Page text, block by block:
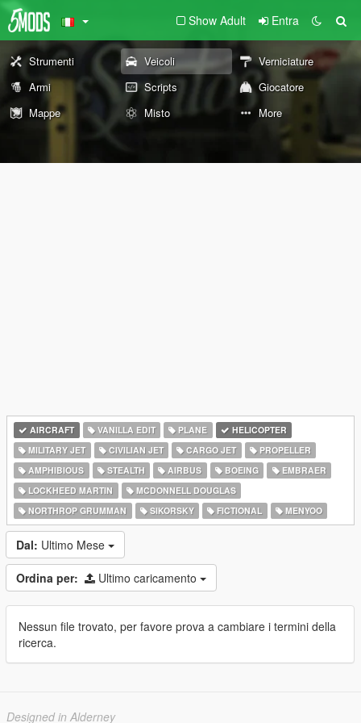
Show Adult Entra
Strumenti Veicoli
Verniciature
Armi
Scripts
Giocatore
Mappe
Misto More
AIRCRAFT VANILLA EDIT PLANE
HELICOPTER
MILITARY JET
CIVILIAN JET CARGO JET
PROPELLER
AMPHIBIOUS
STEALTH AIRBUS BOEING
EMBRAER
LOCKHEED MARTIN
MCDONNELL DOUGLAS
NORTHROP GRUMMAN
SIKORSKY FICTIONAL MENYOO
Dal: Ultimo Mese
Ordina per: Ultimo caricamento
Nessun file trovato, per favore prova a cambiare i termini della
ricerca.
Designed in Alderney